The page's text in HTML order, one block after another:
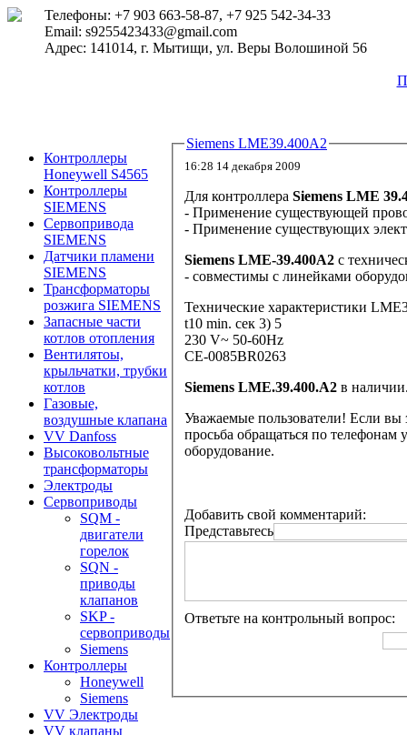
Телефоны: +7 903 663-58-87, +7 925 542-34-33
Email: s9255423433@gmail.com
Адрес: 141014, г. Мытищи, ул. Веры Волошиной 56
Контроллеры
Honeywell S4565
Контроллеры
SIEMENS
Сервопривода
SIEMENS
Датчики пламени
SIEMENS
Трансформаторы
розжига SIEMENS
Запасные части
котлов отопления
Вентилятоы,
крыльчатки, трубки
котлов
Газовые,
воздушные клапана
VV Danfoss
Высоковольтные
трансформаторы
Электроды
Сервоприводы
SQM -
двигатели
горелок
SQN -
приводы
клапанов
SKP -
сервоприводы
Siemens
Контроллеры
Honeywell
Siemens
VV Электроды
VV клапаны
Siemens LME39.400A2
16:28 14 декабря 2009
Для контроллера Siemens LME
- Применение существующей
- Применение существующих
Siemens LME-39.400A2 с
- совместимы с линейками
Технические характеристики
t10 min. сек 3) 5
230 V~ 50-60Hz
CE-0085BR0263
Siemens LME.39.400.A2 в
Уважаемые пользователи! Если вы
просьба обращаться по
оборудование.
Добавить свой комментарий:
Представьтесь
Ответьте на контрольный вопрос: